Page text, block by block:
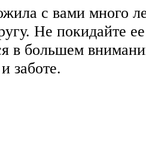
с вами много
Не покидайте
в большем
заботе.